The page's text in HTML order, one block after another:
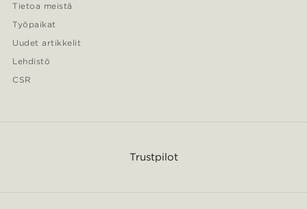
Tietoa meistä
Työpaikat
Uudet artikkelit
Lehdistö
CSR
Trustpilot